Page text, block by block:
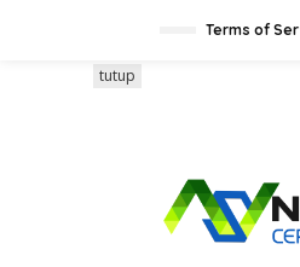
Terms of
tutup